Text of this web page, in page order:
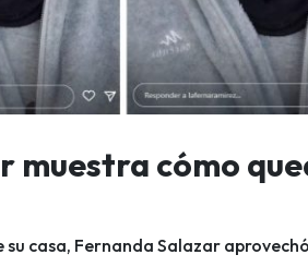
muestra cómo
casa, Fernanda Salazar